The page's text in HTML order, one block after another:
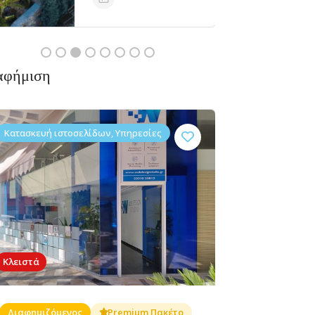
Κλειστά
Κατασκευή ιστοσελίδων, Υπηρεσίες
Διαφημιζόμενος Premium Πακέτο